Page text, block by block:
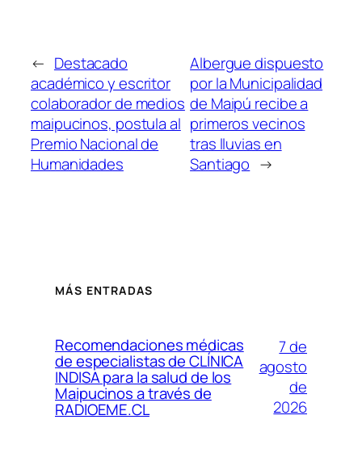
← Destacado
académico y escritor
colaborador de medios
maipucinos, postula al
Premio Nacional de
Humanidades
Albergue dispuesto
por la Municipalidad
de Maipú recibe a
primeros vecinos
tras lluvias en
Santiago →
MÁS ENTRADAS
Recomendaciones médicas
de especialistas de CLÍNICA
INDISA para la salud de los
Maipucinos a través de
RADIOEME.CL
7 de
agosto
de
2026